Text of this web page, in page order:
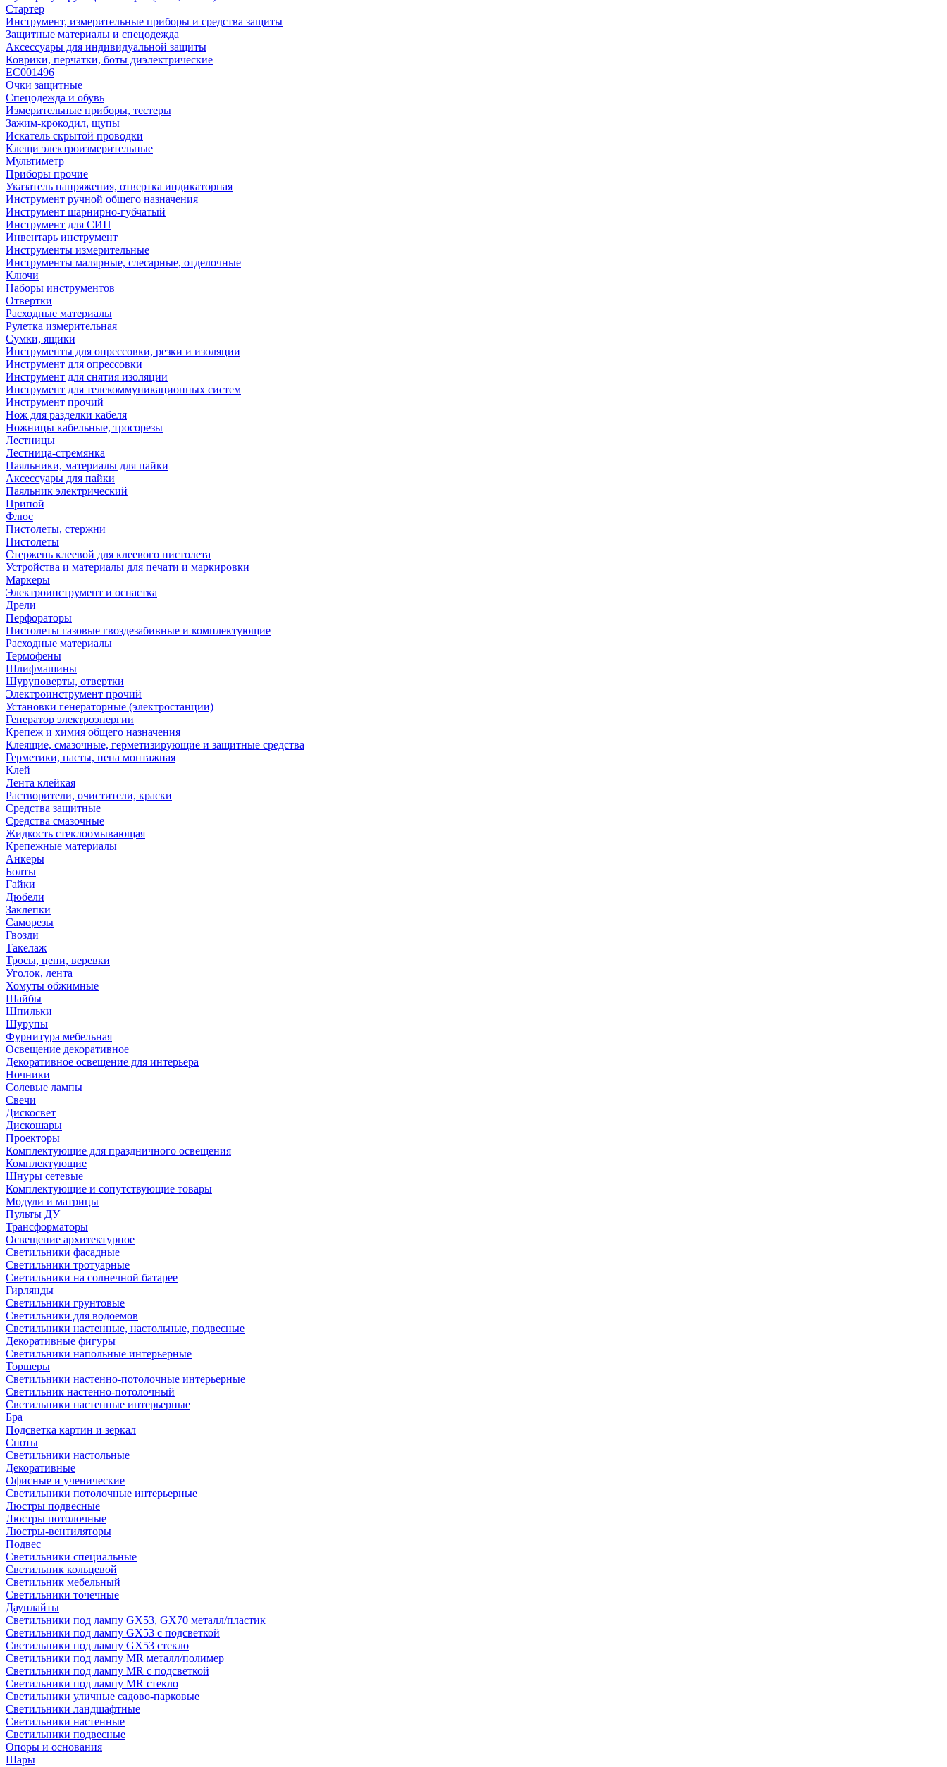
Стартер
Инструмент, измерительные приборы и средства защиты
Защитные материалы и спецодежда
Аксессуары для индивидуальной защиты
Коврики, перчатки, боты диэлектрические
EC001496
Очки защитные
Спецодежда и обувь
Измерительные приборы, тестеры
Зажим-крокодил, щупы
Искатель скрытой проводки
Клещи электроизмерительные
Мультиметр
Приборы прочие
Указатель напряжения, отвертка индикаторная
Инструмент ручной общего назначения
Инструмент шарнирно-губчатый
Инструмент для СИП
Инвентарь инструмент
Инструменты измерительные
Инструменты малярные, слесарные, отделочные
Ключи
Наборы инструментов
Отвертки
Расходные материалы
Рулетка измерительная
Сумки, ящики
Инструменты для опрессовки, резки и изоляции
Инструмент для опрессовки
Инструмент для снятия изоляции
Инструмент для телекоммуникационных систем
Инструмент прочий
Нож для разделки кабеля
Ножницы кабельные, тросорезы
Лестницы
Лестница-стремянка
Паяльники, материалы для пайки
Аксессуары для пайки
Паяльник электрический
Припой
Флюс
Пистолеты, стержни
Пистолеты
Стержень клеевой для клеевого пистолета
Устройства и материалы для печати и маркировки
Маркеры
Электроинструмент и оснастка
Дрели
Перфораторы
Пистолеты газовые гвоздезабивные и комплектующие
Расходные материалы
Термофены
Шлифмашины
Шуруповерты, отвертки
Электроинструмент прочий
Установки генераторные (электростанции)
Генератор электроэнергии
Крепеж и химия общего назначения
Клеящие, смазочные, герметизирующие и защитные средства
Герметики, пасты, пена монтажная
Клей
Лента клейкая
Растворители, очистители, краски
Средства защитные
Средства смазочные
Жидкость стеклоомывающая
Крепежные материалы
Анкеры
Болты
Гайки
Дюбели
Заклепки
Саморезы
Гвозди
Такелаж
Тросы, цепи, веревки
Уголок, лента
Хомуты обжимные
Шайбы
Шпильки
Шурупы
Фурнитура мебельная
Освещение декоративное
Декоративное освещение для интерьера
Ночники
Солевые лампы
Свечи
Дискосвет
Дискошары
Проекторы
Комплектующие для праздничного освещения
Комплектующие
Шнуры сетевые
Комплектующие и сопутствующие товары
Модули и матрицы
Пульты ДУ
Трансформаторы
Освещение архитектурное
Светильники фасадные
Светильники тротуарные
Светильники на солнечной батарее
Гирлянды
Светильники грунтовые
Светильники для водоемов
Светильники настенные, настольные, подвесные
Декоративные фигуры
Светильники напольные интерьерные
Торшеры
Светильники настенно-потолочные интерьерные
Светильник настенно-потолочный
Светильники настенные интерьерные
Бра
Подсветка картин и зеркал
Споты
Светильники настольные
Декоративные
Офисные и ученические
Светильники потолочные интерьерные
Люстры подвесные
Люстры потолочные
Люстры-вентиляторы
Подвес
Светильники специальные
Светильник кольцевой
Светильник мебельный
Светильники точечные
Даунлайты
Светильники под лампу GX53, GX70 металл/пластик
Светильники под лампу GX53 с подсветкой
Светильники под лампу GX53 стекло
Светильники под лампу MR металл/полимер
Светильники под лампу MR с подсветкой
Светильники под лампу MR стекло
Светильники уличные садово-парковые
Светильники ландшафтные
Светильники настенные
Светильники подвесные
Опоры и основания
Шары